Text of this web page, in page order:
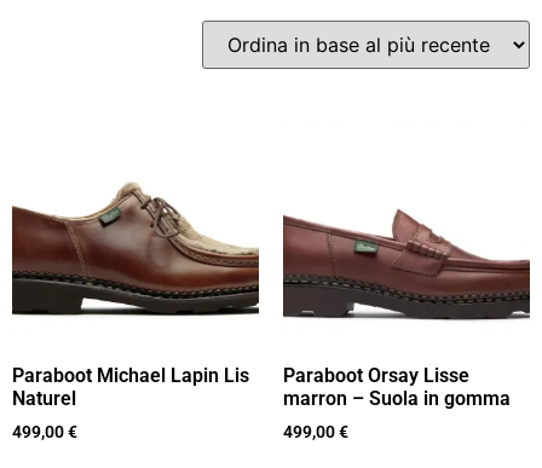
Paraboot Michael Lapin Lis
Naturel
499,00€
Paraboot Orsay Lisse
marron – Suola in gomma
499,00€